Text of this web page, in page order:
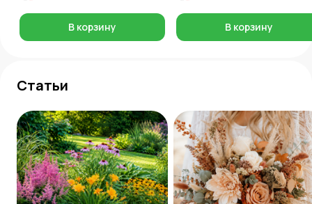
В корзину В корзину
Статьи